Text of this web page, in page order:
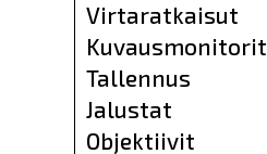
Virtaratkaisut
Kuvausmonitorit
Tallennus
Jalustat
Objektiivit